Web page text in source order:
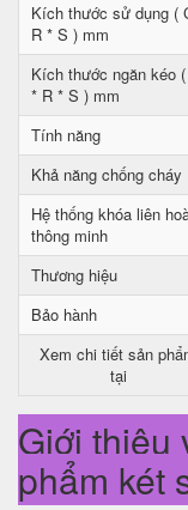
Kích thước sử dụng (
R * S ) mm
Kích thước ngăn kéo
* R * S ) mm
Tính năng
Khả năng chống cháy
Hệ thống khóa liên
thông minh
Thương hiệu
Bảo hành
Xem chi tiết sản
tại
Giới thiệu
phẩm két